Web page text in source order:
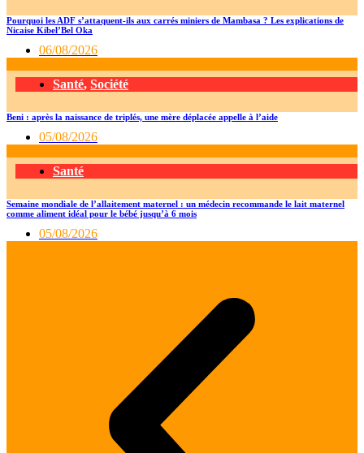
Pourquoi les ADF s’attaquent-ils aux carrés miniers de Mambasa ? Les explications de
Nicaise Kibel’Bel Oka
06/08/2026
Santé, Société
Beni : après la naissance de triplés, une mère déplacée appelle à l’aide
05/08/2026
Santé
Semaine mondiale de l’allaitement maternel : un médecin recommande le lait maternel
comme aliment idéal pour le bébé jusqu’à 6 mois
05/08/2026